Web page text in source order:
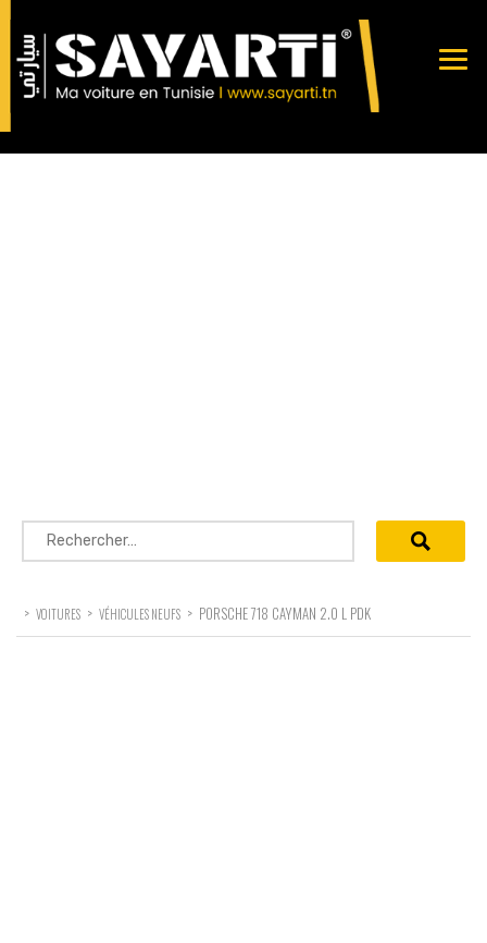
Rechercher :
> VOITURES > VÉHICULES NEUFS > PORSCHE 718 CAYMAN 2.0 L PDK